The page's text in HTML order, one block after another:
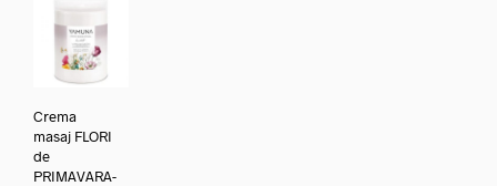
Crema
masaj FLORI
de
PRIMAVARA-